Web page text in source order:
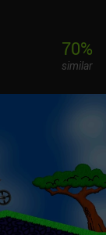
70%
similar